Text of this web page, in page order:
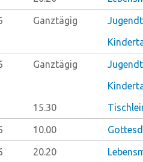
Ganztägig
Ganztägig
15.30
10.00
20.20